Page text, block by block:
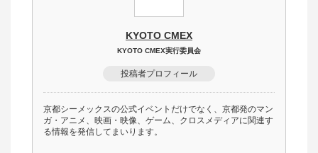
KYOTO CMEX
KYOTO CMEX実行委員会
投稿者プロフィール
京都シーメックスの公式イベントだけでなく、京都発のマン
ガ・アニメ、映画・映像、ゲーム、クロスメディアに関連す
る情報を発信してまいります。